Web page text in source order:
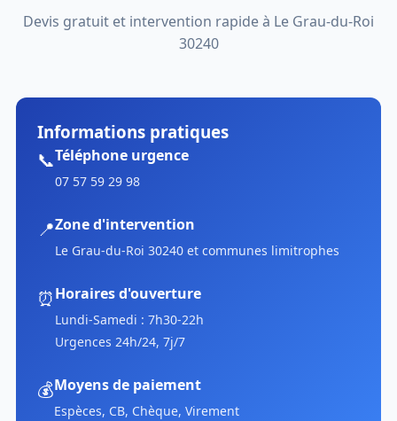
Devis gratuit et intervention rapide à Le Grau-du-Roi
30240
Informations pratiques
📞Téléphone urgence
07 57 59 29 98
📍Zone d'intervention
Le Grau-du-Roi 30240 et communes limitrophes
⏰Horaires d'ouverture
Lundi-Samedi : 7h30-22h
Urgences 24h/24, 7j/7
💰Moyens de paiement
Espèces, CB, Chèque, Virement